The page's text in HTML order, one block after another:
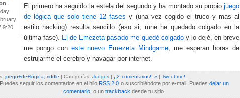
9:20
El primero ha seguido la estela del segundo y ha montado su propio juego
de lógica que solo tiene 12 fases y (una vez cogido el truco y mas al
estilo hacking) resulta sencillo (eso si, mne he quedado colgado en la
última fase). El de Emezeta pasado me quedé colgadoy lo dejé, en breve
me pongo con este nuevo Emezeta Mindgame, me esperan horas de
estrujarme el cerebro y navagar por internet.
juego+de+lógica riddle | Categorías: Juegos | ¡¡2 comentarios!! » | Tweet me!
Puedes seguir los comentarios en el hilo RSS 2.0o suscribiéndote por e-mail. Puedes dejar un
comentario, o un trackback desde tu sitio.